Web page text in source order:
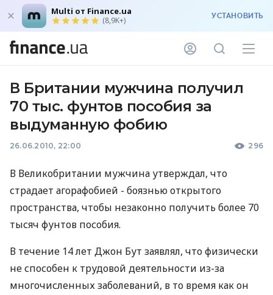
Multi от Finance.ua
(8,9K+) УСТАНОВИТЬ
В Британии мужчина получил
70 тыс. фунтов пособия за
выдуманную фобию
26.06.2010, 22:00 296
В Великобритании мужчина утверждал, что
страдает агорафобией - боязнью открытого
пространства, чтобы незаконно получить более 70
тысяч фунтов пособия.
В течение 14 лет Джон Бут заявлял, что физически
не способен к трудовой деятельности из-за
многочисленных заболеваний, в то время как он